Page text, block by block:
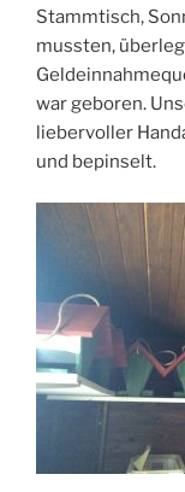
Stammtisch,
mussten,
war geboren.
liebervoller
und bepinselt.